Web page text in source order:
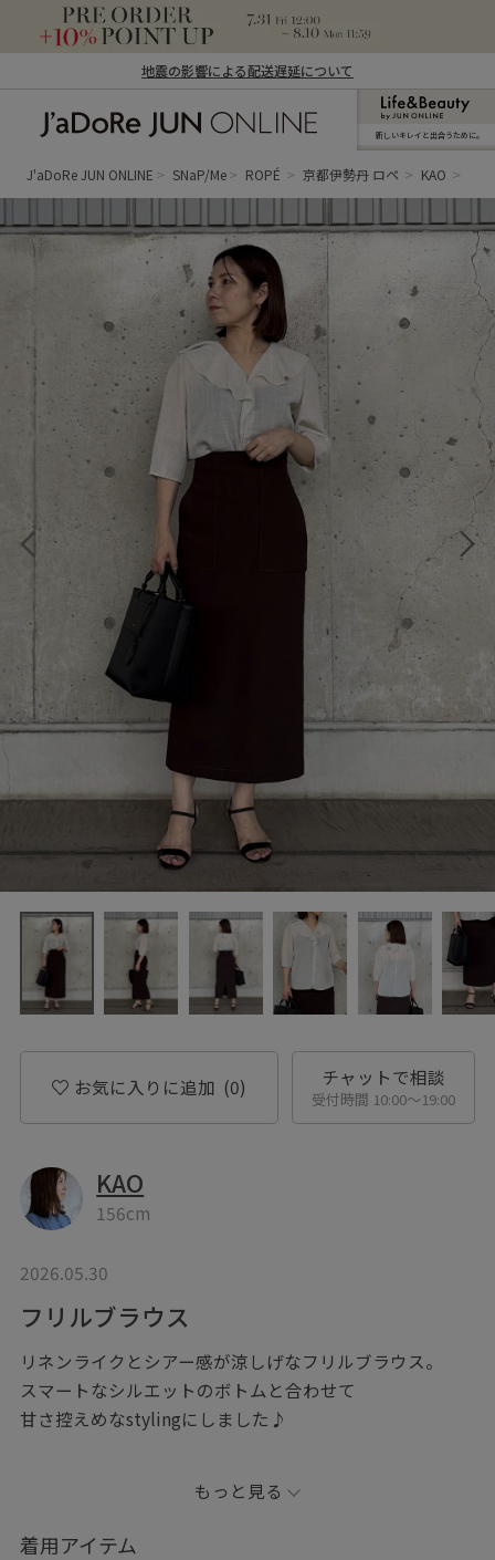
地震の影響による配送遅延について
ン オンライン）
新しいキレイと出合うために。
J'aDoRe JUN ONLINE SNaP/Me ROPÉ 京都伊勢丹 ロペ KAO
お気に入りに追加 (0) チャットで相談
受付時間 10:00〜19:00
KAO
156cm
2026.05.30
フリルブラウス
リネンライクとシアー感が涼しげなフリルブラウス。
スマートなシルエットのボトムと合わせて
甘さ控えめなstylingにしました♪
お気に入りしていただくと、気になったコーディネート
や商品がチェックしやすくなります。
もっと見る
着用アイテム